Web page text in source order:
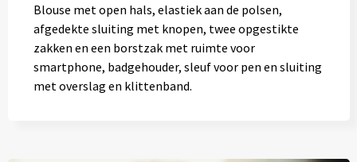
Blouse met open hals, elastiek aan de polsen,
afgedekte sluiting met knopen, twee opgestikte
zakken en een borstzak met ruimte voor
smartphone, badgehouder, sleuf voor pen en sluiting
met overslag en klittenband.